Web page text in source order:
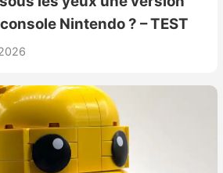
Nintendo ? – TEST